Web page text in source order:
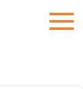
Cursos
auditor